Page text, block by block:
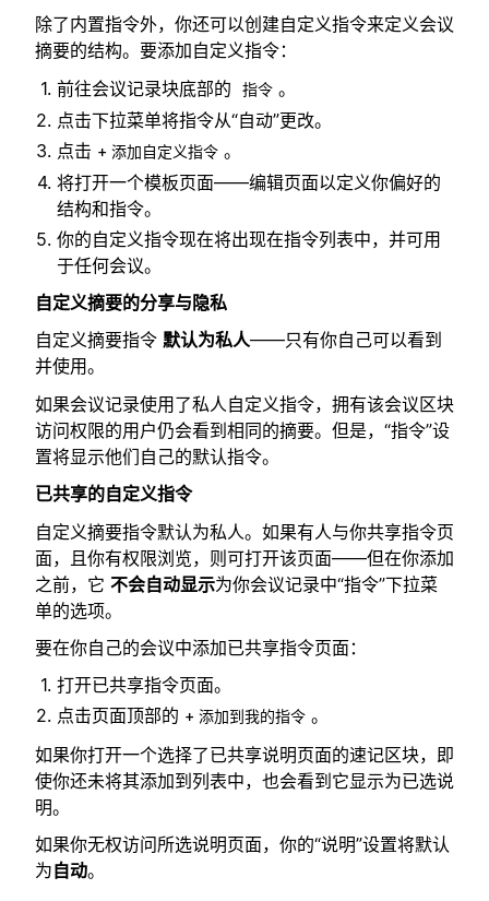
除了内置指令外，你还可以创建自定义指令来定义会议
摘要的结构。要添加自定义指令：
前往会议记录块底部的
指令 。
点击下拉菜单将指令从“自动”更改。
点击 + 添加自定义指令 。
将打开一个模板页面——编辑页面以定义你偏好的
结构和指令。
你的自定义指令现在将出现在指令列表中，并可用
于任何会议。
自定义摘要的分享与隐私
自定义摘要指令 默认为私人——只有你自己可以看到
并使用。
如果会议记录使用了私人自定义指令，拥有该会议区块
访问权限的用户仍会看到相同的摘要。但是，“指令”设
置将显示他们自己的默认指令。
已共享的自定义指令
自定义摘要指令默认为私人。如果有人与你共享指令页
面，且你有权限浏览，则可打开该页面——但在你添加
之前，它 不会自动显示为你会议记录中“指令”下拉菜
单的选项。
要在你自己的会议中添加已共享指令页面：
打开已共享指令页面。
点击页面顶部的 + 添加到我的指令 。
如果你打开一个选择了已共享说明页面的速记区块，即
使你还未将其添加到列表中，也会看到它显示为已选说
明。
如果你无权访问所选说明页面，你的“说明”设置将默认
为自动。